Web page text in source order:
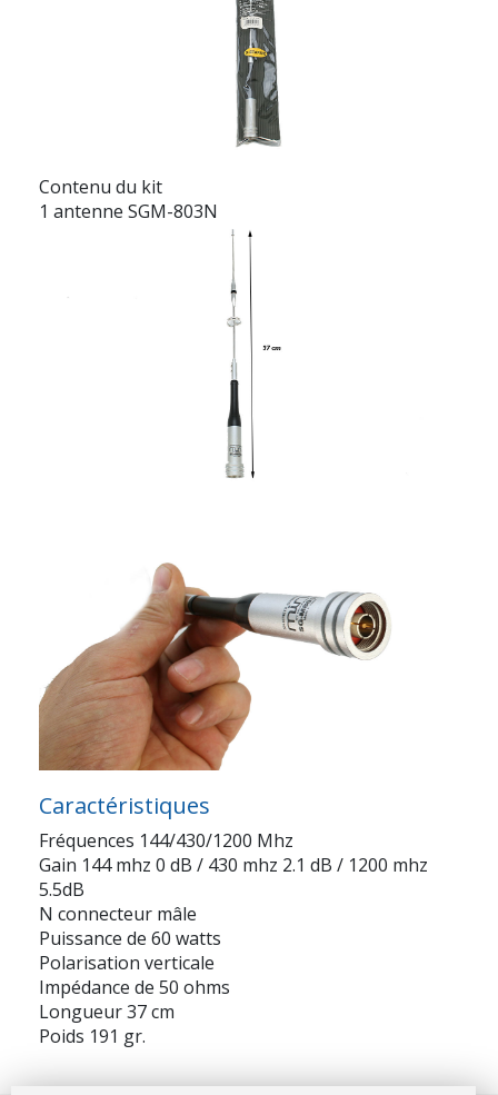
Contenu du kit
1 antenne SGM-803N
Caractéristiques
Fréquences 144/430/1200 Mhz
Gain 144 mhz 0 dB / 430 mhz 2.1 dB / 1200 mhz
5.5dB
N connecteur mâle
Puissance de 60 watts
Polarisation verticale
Impédance de 50 ohms
Longueur 37 cm
Poids 191 gr.